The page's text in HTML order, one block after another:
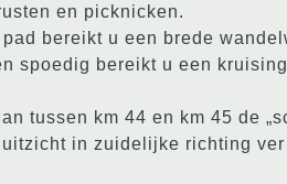
en picknicken.
bereikt u een brede
spoedig bereikt u een
tussen km 44 en km 45 de
in zuidelijke richting